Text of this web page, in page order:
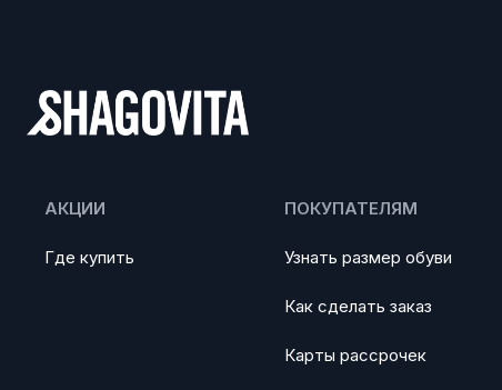
АКЦИИ
Где купить
ПОКУПАТЕЛЯМ
Узнать размер обуви
Как сделать заказ
Карты рассрочек